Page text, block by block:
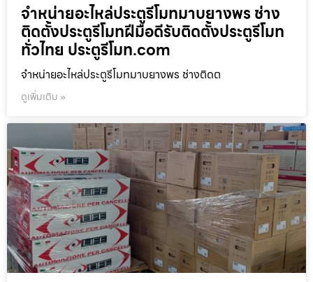
จำหน่ายอะไหล่ประตูรีโมทมาบยางพร ช่าง
ติดตั้งประตูรีโมทฝีมือดีรับติดตั้งประตูรีโมท
ทั่วไทย ประตูรีโมท.com
จำหน่ายอะไหล่ประตูรีโมทมาบยางพร ช่างติดต
ดูเพิ่มเติม »